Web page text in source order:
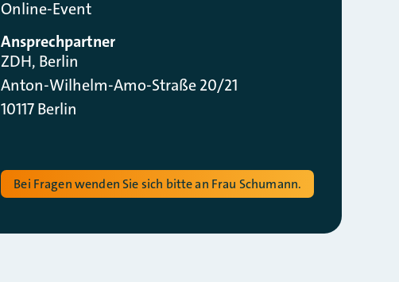
Online-Event
Ansprechpartner
ZDH, Berlin
Anton-Wilhelm-Amo-Straße 20/21
10117Berlin
Bei Fragen wenden Sie sich bitte an Frau Schumann.